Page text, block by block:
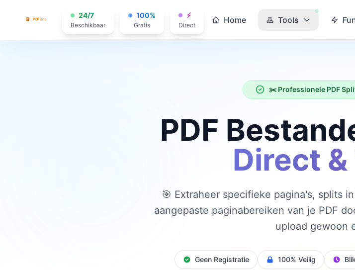
24/7
Beschikbaar
100%
Gratis
⚡
Direct
Home Tools
✂️ Professionele PDF
PDF
Direct
🎯 Extraheer specifieke pagina's, splits
aangepaste paginabereiken van je PDF
upload gewoon
Geen Registratie 100% Veilig